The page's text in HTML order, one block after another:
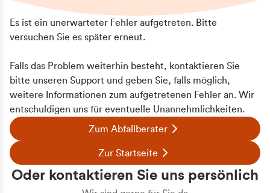
Es ist ein unerwarteter Fehler aufgetreten. Bitte
versuchen Sie es später erneut.
Falls das Problem weiterhin besteht, kontaktieren Sie
bitte unseren Support und geben Sie, falls möglich,
weitere Informationen zum aufgetretenen Fehler an. Wir
entschuldigen uns für eventuelle Unannehmlichkeiten.
Zum Abfallberater
Zur Startseite
Oder kontaktieren Sie uns persönlich